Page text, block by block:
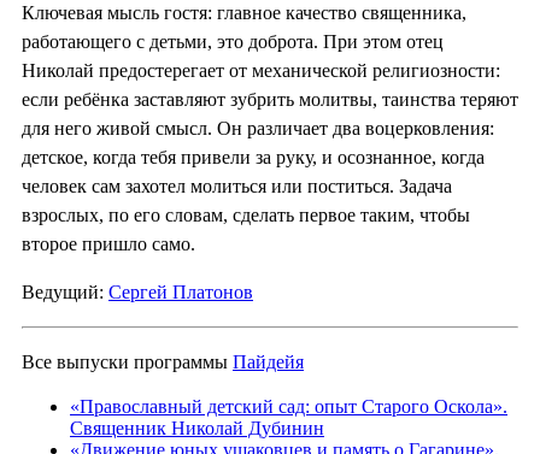
Ключевая мысль гостя: главное качество священника,
работающего с детьми, это доброта. При этом отец
Николай предостерегает от механической религиозности:
если ребёнка заставляют зубрить молитвы, таинства теряют
для него живой смысл. Он различает два воцерковления:
детское, когда тебя привели за руку, и осознанное, когда
человек сам захотел молиться или поститься. Задача
взрослых, по его словам, сделать первое таким, чтобы
второе пришло само.
Ведущий: Сергей Платонов
Все выпуски программы Пайдейя
«Православный детский сад: опыт Старого Оскола».
Священник Николай Дубинин
«Движение юных ушаковцев и память о Гагарине».